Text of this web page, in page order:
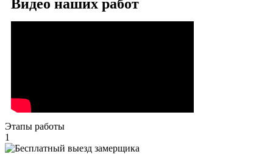
Видео наших работ
Этапы работы
1